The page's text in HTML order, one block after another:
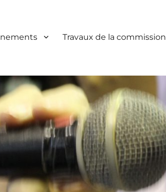
Travaux de la